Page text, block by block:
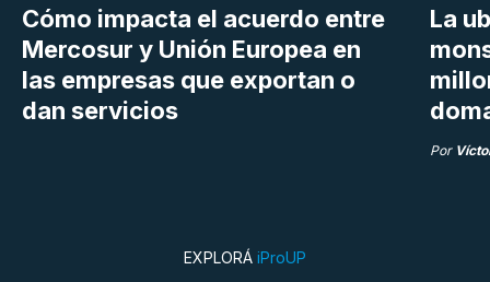
Cómo impacta el acuerdo entre
Mercosur y Unión Europea en
las empresas que exportan o
dan servicios
La
Por
EXPLORÁ iProUP